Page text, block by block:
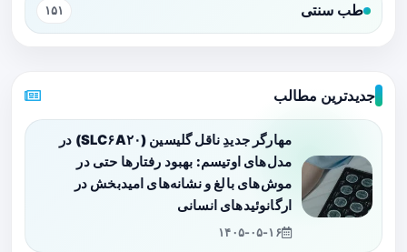
طب سنتی ۱۵۱
جدیدترین مطالب
مهارگر جدیدِ ناقل گلیسین (SLC۶A۲۰) در
مدل‌های اوتیسم: بهبود رفتارها حتی در
موش‌های بالغ و نشانه‌های امیدبخش در
ارگانوئیدهای انسانی
۱۴۰۵-۰۵-۱۶